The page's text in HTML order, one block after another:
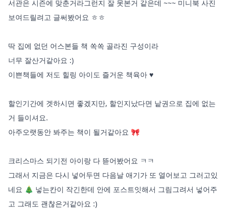
서관은 시즌에 맞춘거라그런지 잘 못본거 같은데 ~~~ 미니북 사진
보여드릴려고 글써봤어요 ㅎㅎ
​딱 집에 없던 어스본들 책 쏙쏙 골라진 구성이라
너무 잘산거같아요 :)
이쁜책들에 저도 힐링 아이도 즐거운 책육아 ♥️
할인기간에 겟하시면 좋겠지만, 할인지났다면 낱권으로 집에 없는
거 들이셔요.
아주오랫동안 봐주는 책이 될거같아요 🎀
크리스마스 되기전 아이랑 다 뜯어봤어요 ㅋㅋ
그래서 지금은 다시 넣어두면 다음날 애기가 또 열어보고 그러고있
네요 🎄 넣는칸이 작긴한데 안에 포스트잇해서 그림그려서 넣어주
고 그래도 괜찮은거같아요 :)